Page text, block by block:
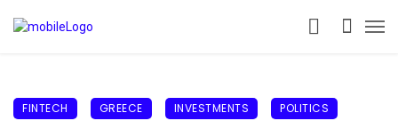
FINTECH GREECE INVESTMENTS POLITICS